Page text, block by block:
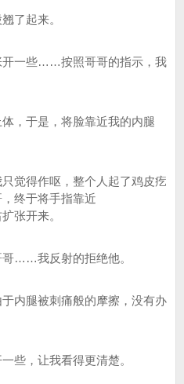
了起来。
开一些……按照哥哥的指示，我
，于是，将脸靠近我的内腿
觉得作呕，整个人起了鸡皮疙
终于将手指靠近
张开来。
……我反射的拒绝他。
内腿被刺痛般的摩擦，没有办
些，让我看得更清楚。